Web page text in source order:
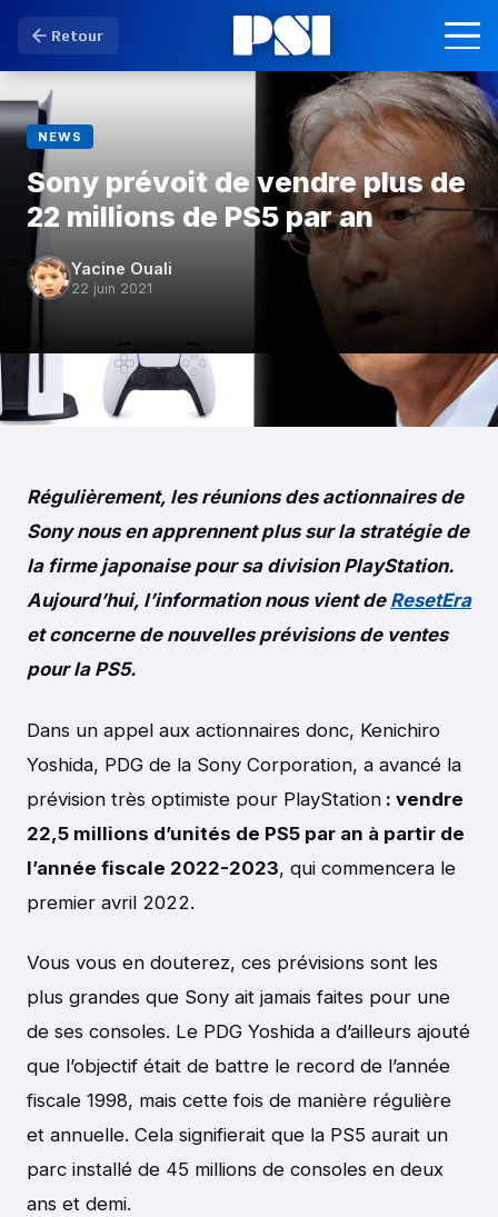
Retour
NEWS
Sony prévoit de vendre plus de
22 millions de PS5 par an
Yacine Ouali
22 juin 2021
Régulièrement, les réunions des actionnaires de
Sony nous en apprennent plus sur la stratégie de
la firme japonaise pour sa division PlayStation.
Aujourd’hui, l’information nous vient de ResetEra
et concerne de nouvelles prévisions de ventes
pour la PS5.
Dans un appel aux actionnaires donc, Kenichiro
Yoshida, PDG de la Sony Corporation, a avancé la
prévision très optimiste pour PlayStation : vendre
22,5 millions d’unités de PS5 par an à partir de
l’année fiscale 2022-2023, qui commencera le
premier avril 2022.
Vous vous en douterez, ces prévisions sont les
plus grandes que Sony ait jamais faites pour une
de ses consoles. Le PDG Yoshida a d’ailleurs ajouté
que l’objectif était de battre le record de l’année
fiscale 1998, mais cette fois de manière régulière
et annuelle. Cela signifierait que la PS5 aurait un
parc installé de 45 millions de consoles en deux
ans et demi.